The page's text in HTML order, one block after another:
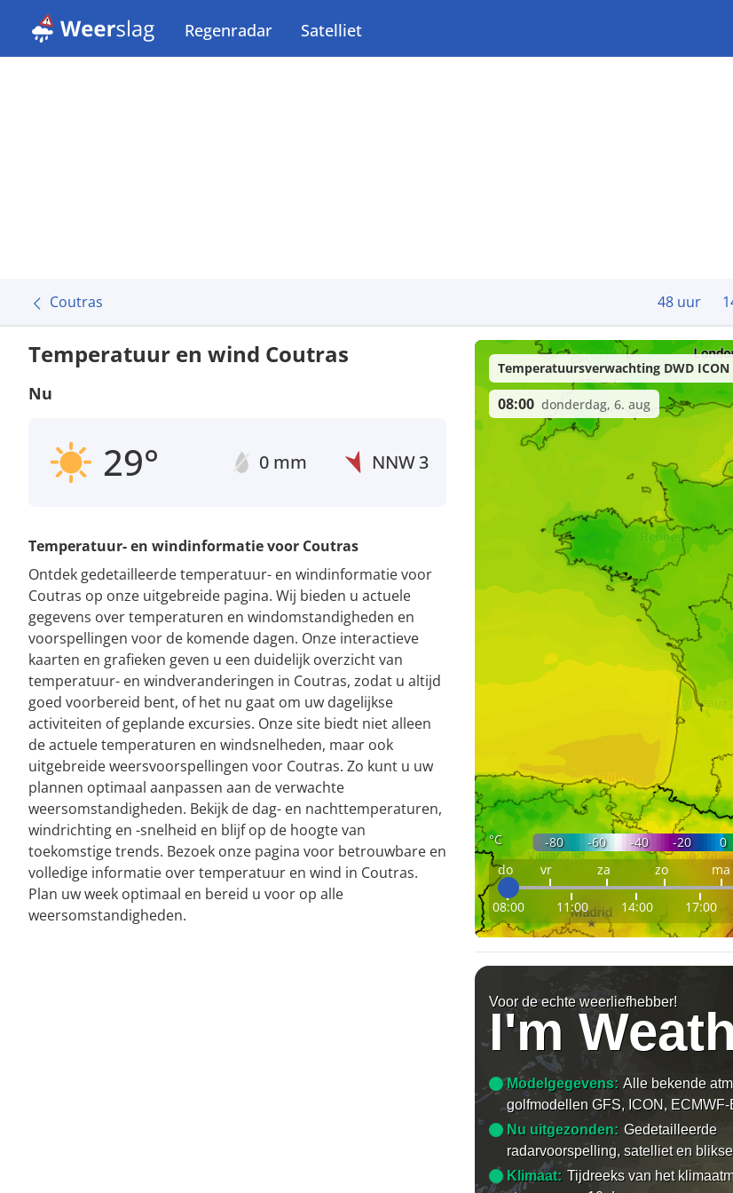
Regenradar Satelliet
Coutras 48 uur
Temperatuur en wind Coutras
Nu
29° 0 mm NNW3
Temperatuur- en windinformatie voor Coutras
Ontdek gedetailleerde temperatuur- en windinformatie voor
Coutras op onze uitgebreide pagina. Wij bieden u actuele
gegevens over temperaturen en windomstandigheden en
voorspellingen voor de komende dagen. Onze interactieve
kaarten en grafieken geven u een duidelijk overzicht van
temperatuur- en windveranderingen in Coutras, zodat u altijd
goed voorbereid bent, of het nu gaat om uw dagelijkse
activiteiten of geplande excursies. Onze site biedt niet alleen
de actuele temperaturen en windsnelheden, maar ook
uitgebreide weersvoorspellingen voor Coutras. Zo kunt u uw
plannen optimaal aanpassen aan de verwachte
weersomstandigheden. Bekijk de dag- en nachttemperaturen,
windrichting en -snelheid en blijf op de hoogte van
toekomstige trends. Bezoek onze pagina voor betrouwbare en
volledige informatie over temperatuur en wind in Coutras.
Plan uw week optimaal en bereid u voor op alle
weersomstandigheden.
°C -80 -60 -40 -20 0
do
vr za zo ma
08:00 11:00 14:00 17:00
Temperatuursverwachting DWD
08:00 donderdag, 6. aug
Voor de echte weerliefhebber!
I'm
Modelgegevens: Alle bekende
golfmodellen GFS, ICON, ECMWF-
Nu uitgezonden: Gedetailleerde
radarvoorspelling, satelliet en
Klimaat: Tijdreeks van het